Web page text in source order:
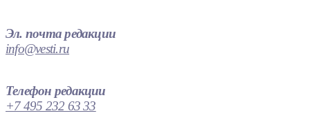
Эл. почта редакции
info@vesti.ru
Телефон редакции
+7 495 232 63 33